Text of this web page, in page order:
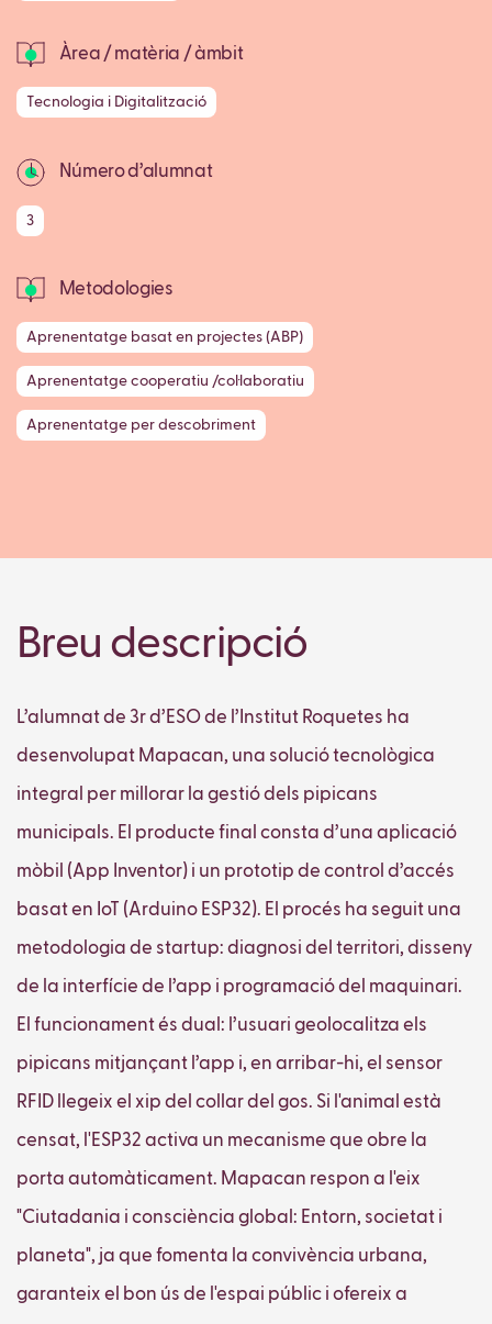
Àrea / matèria / àmbit
Tecnologia i Digitalització
Número d’alumnat
3
Metodologies
Aprenentatge basat en projectes (ABP)
Aprenentatge cooperatiu /col·laboratiu
Aprenentatge per descobriment
Breu descripció
L’alumnat de 3r d’ESO de l’Institut Roquetes ha
desenvolupat Mapacan, una solució tecnològica
integral per millorar la gestió dels pipicans
municipals. El producte final consta d’una aplicació
mòbil (App Inventor) i un prototip de control d’accés
basat en IoT (Arduino ESP32). El procés ha seguit una
metodologia de startup: diagnosi del territori, disseny
de la interfície de l’app i programació del maquinari.
El funcionament és dual: l’usuari geolocalitza els
pipicans mitjançant l’app i, en arribar-hi, el sensor
RFID llegeix el xip del collar del gos. Si l'animal està
censat, l'ESP32 activa un mecanisme que obre la
porta automàticament. Mapacan respon a l'eix
"Ciutadania i consciència global: Entorn, societat i
planeta", ja que fomenta la convivència urbana,
garanteix el bon ús de l'espai públic i ofereix a